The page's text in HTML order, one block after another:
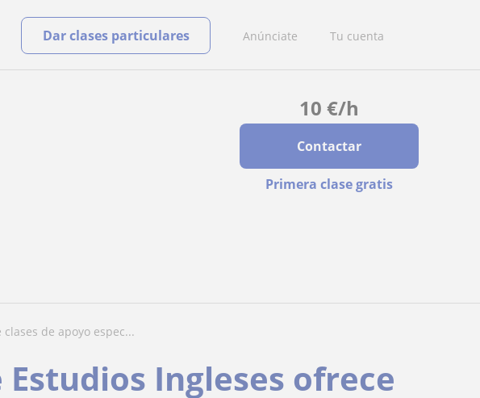
Anúnciate Tu cuenta
Dar clases particulares
10 €/h
Contactar
Primera clase gratis
de apoyo espec...
Ingleses ofrece